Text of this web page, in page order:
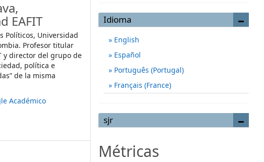
EAFIT
Políticos, Universidad
Profesor titular
y director del grupo de
política e
de la misma
Académico
Idioma
English
Español
Português (Portugal)
Français (France)
sjr
Métricas